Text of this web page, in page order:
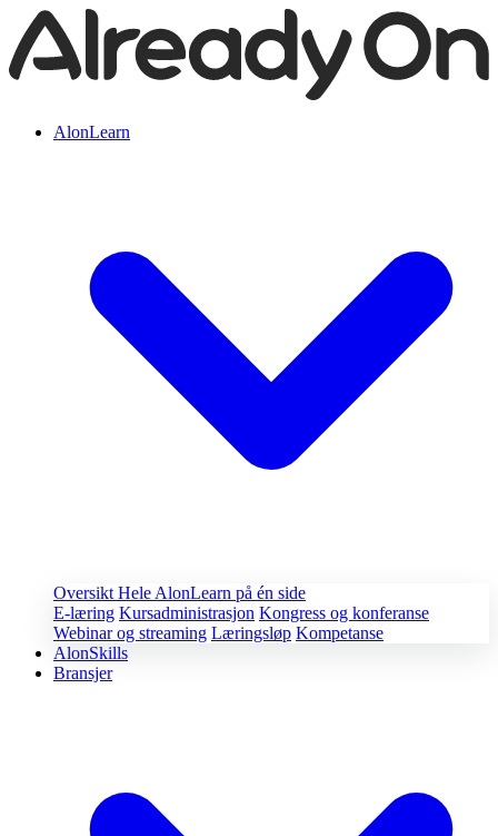
AlonLearn
Oversikt Hele AlonLearn på én side
E-læring Kursadministrasjon Kongress og konferanse
Webinar og streaming Læringsløp Kompetanse
AlonSkills
Bransjer